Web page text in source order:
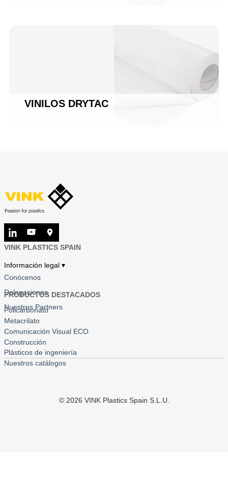
VINILOS DRYTAC
VINK PLASTICS SPAIN
Información legal ▾
Conócenos
Delegaciones
Nuestros Partners
PRODUCTOS DESTACADOS
Policarbonato
Metacrilato
Comunicación Visual ECO
Construcción
Plásticos de ingeniería
Nuestros catálogos
© 2026 VINK Plastics Spain S.L.U.